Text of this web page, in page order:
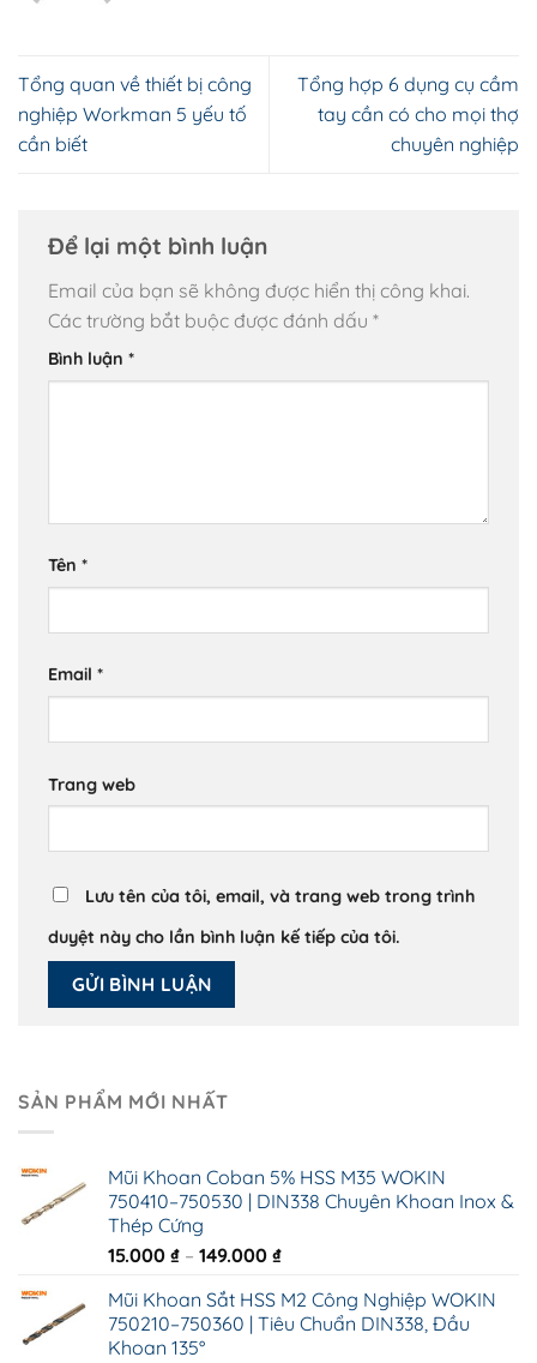
Tổng quan về thiết bị công
nghiệp Workman 5 yếu tố
cần biết
Tổng hợp 6 dụng cụ cầm
tay cần có cho mọi thợ
chuyên nghiệp
Để lại một bình luận
Email của bạn sẽ không được hiển thị công khai.
Các trường bắt buộc được đánh dấu *
Bình luận *
Tên *
Email *
Trang web
Lưu tên của tôi, email, và trang web trong trình
duyệt này cho lần bình luận kế tiếp của tôi.
SẢN PHẨM MỚI NHẤT
Mũi Khoan Coban 5% HSS M35 WOKIN
750410–750530 | DIN338 Chuyên Khoan Inox &
Thép Cứng
15.000 ₫ – 149.000 ₫Khoảng
từ
15.000 ₫
Mũi Khoan Sắt HSS M2 Công Nghiệp WOKIN
750210–750360 | Tiêu Chuẩn DIN338, Đầu
Khoan 135°